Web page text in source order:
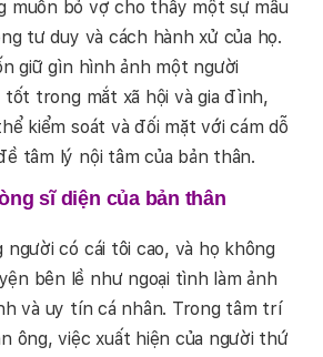
muốn bỏ vợ cho thấy một sự mâu
tư duy và cách hành xử của họ.
giữ gìn hình ảnh một người
trong mắt xã hội và gia đình,
kiểm soát và đối mặt với cám dỗ
tâm lý nội tâm của bản thân.
sĩ diện của bản thân
người có cái tôi cao, và họ không
bên lề như ngoại tình làm ảnh
và uy tín cá nhân. Trong tâm trí
ông, việc xuất hiện của người thứ